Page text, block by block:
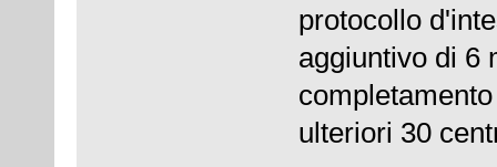
protocollo
aggiuntivo di 6
ulteriori 30